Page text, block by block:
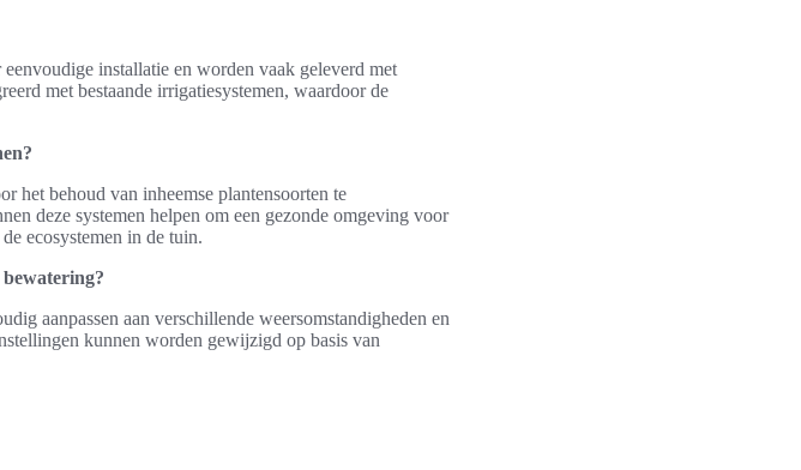
installatie en worden vaak geleverd met
met bestaande irrigatiesystemen, waardoor de
het behoud van inheemse plantensoorten te
deze systemen helpen om een gezonde omgeving voor
ecosystemen in de tuin.
aanpassen aan verschillende weersomstandigheden en
kunnen worden gewijzigd op basis van